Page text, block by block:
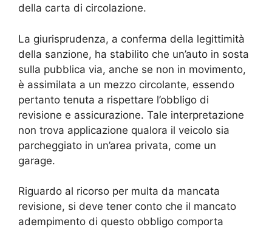
della carta di circolazione.
La giurisprudenza, a conferma della legittimità
della sanzione, ha stabilito che un’auto in sosta
sulla pubblica via, anche se non in movimento,
è assimilata a un mezzo circolante, essendo
pertanto tenuta a rispettare l’obbligo di
revisione e assicurazione. Tale interpretazione
non trova applicazione qualora il veicolo sia
parcheggiato in un’area privata, come un
garage.
Riguardo al ricorso per multa da mancata
revisione, si deve tener conto che il mancato
adempimento di questo obbligo comporta